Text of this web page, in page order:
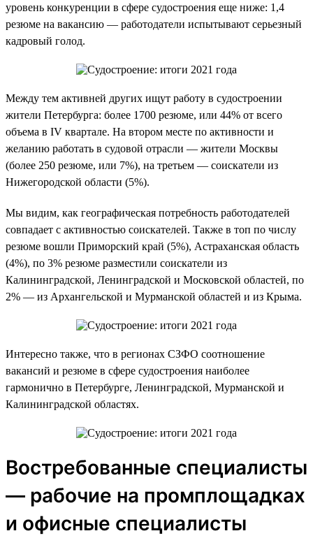
уровень конкуренции в сфере судостроения еще ниже: 1,4
резюме на вакансию — работодатели испытывают серьезный
кадровый голод.
Между тем активней других ищут работу в судостроении
жители Петербурга: более 1700 резюме, или 44% от всего
объема в IV квартале. На втором месте по активности и
желанию работать в судовой отрасли — жители Москвы
(более 250 резюме, или 7%), на третьем — соискатели из
Нижегородской области (5%).
Мы видим, как географическая потребность работодателей
совпадает с активностью соискателей. Также в топ по числу
резюме вошли Приморский край (5%), Астраханская область
(4%), по 3% резюме разместили соискатели из
Калининградской, Ленинградской и Московской областей, по
2% — из Архангельской и Мурманской областей и из Крыма.
Интересно также, что в регионах СЗФО соотношение
вакансий и резюме в сфере судостроения наиболее
гармонично в Петербурге, Ленинградской, Мурманской и
Калининградской областях.
Востребованные специалисты
— рабочие на промплощадках
и офисные специалисты